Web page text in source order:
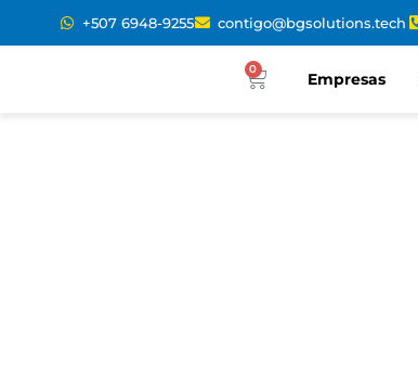
+507 6948-9255 contigo@bgsolutions.tech
0
Empresas